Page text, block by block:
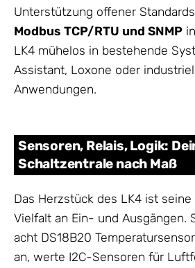
Unterstützung offener
Modbus TCP/RTU und SNMP
LK4 mühelos in bestehende
Assistant, Loxone oder
Anwendungen.
Sensoren, Relais, Logik:
Schaltzentrale nach Maß
Das Herzstück des LK4 ist
Vielfalt an Ein- und Ausgängen.
acht DS18B20
an, werte I2C-Sensoren für